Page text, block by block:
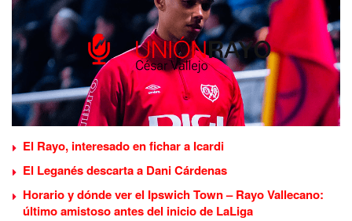
El Rayo, interesado en fichar a Icardi
El Leganés descarta a Dani Cárdenas
Horario y dónde ver el Ipswich Town – Rayo Vallecano:
último amistoso antes del inicio de LaLiga